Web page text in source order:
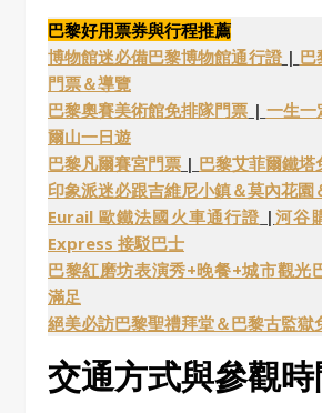
巴黎好用票券與行程推薦
博物館迷必備巴黎博物館通行證| 巴
門票＆導覽
巴黎奧賽美術館免排隊門票 | 一生一
爾山一日遊
巴黎凡爾賽宮門票 | 巴黎艾菲爾鐵塔
印象派迷必跟吉維尼小鎮＆莫內花園
Eurail 歐鐵法國火車通行證 | 河谷
Express 接駁巴士
巴黎紅磨坊表演秀+晚餐+城市觀光
滿足
絕美必訪巴黎聖禮拜堂＆巴黎古監獄
交通方式與參觀時